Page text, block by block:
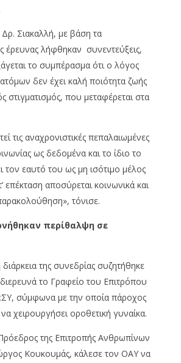
Σιακαλλή, με βάση τα
έρευνας λήφθηκαν συνεντεύξεις,
το συμπέρασμα ότι ο λόγος
δεν έχει καλή ποιότητα ζωής
στιγματισμός, που μεταφέρεται στα
τις αναχρονιστικές πεπαλαιωμένες
ως δεδομένα και το ίδιο το
τον εαυτό του ως μη ισότιμο μέλος
επέκταση αποσύρεται κοινωνικά και
τόνισε.
περίθαλψη σε
της συνεδρίας συζητήθηκε
το Γραφείο του Επιτρόπου
σύμφωνα με την οποία πάροχος
χειρουργήσει οροθετική γυναίκα.
της Επιτροπής Ανθρωπίνων
Κουκουμάς, κάλεσε τον ΟΑΥ να